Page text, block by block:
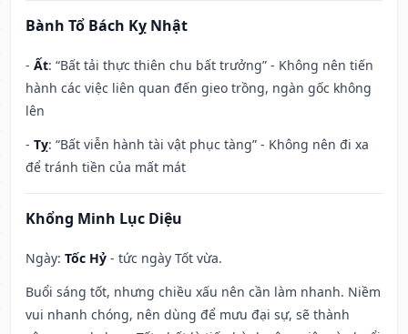
Bành Tổ Bách Kỵ Nhật
- Ất: “Bất tải thực thiên chu bất trưởng” - Không nên tiến
hành các việc liên quan đến gieo trồng, ngàn gốc không
lên
- Tỵ: “Bất viễn hành tài vật phục tàng” - Không nên đi xa
để tránh tiền của mất mát
Khổng Minh Lục Diệu
Ngày: Tốc Hỷ - tức ngày Tốt vừa.
Buổi sáng tốt, nhưng chiều xấu nên cần làm nhanh. Niềm
vui nhanh chóng, nên dùng để mưu đại sự, sẽ thành